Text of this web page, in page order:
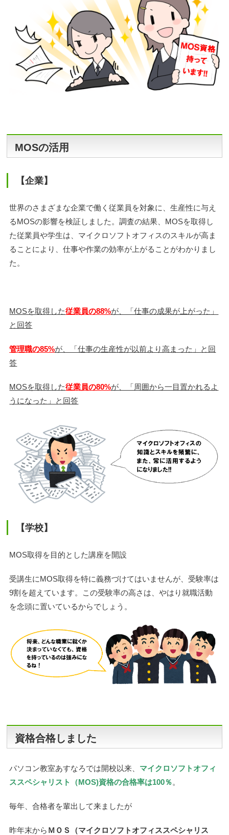
MOSの活用
【企業】
世界のさまざまな企業で働く従業員を対象に、生産性に与え
るMOSの影響を検証しました。調査の結果、MOSを取得し
た従業員や学生は、マイクロソフトオフィスのスキルが高ま
ることにより、仕事や作業の効率が上がることがわかりまし
た。
MOSを取得した従業員の88%が、「仕事の成果が上がった」
と回答
管理職の85%が、「仕事の生産性が以前より高まった」と回
答
MOSを取得した従業員の80%が、「周囲から一目置かれるよ
うになった」と回答
【学校】
MOS取得を目的とした講座を開設
受講生にMOS取得を特に義務づけてはいませんが、受験率は
9割を超えています。この受験率の高さは、やはり就職活動
を念頭に置いているからでしょう。
資格合格しました
パソコン教室あすなろでは開校以来、 マイクロソフトオフィ
ススペシャリスト（MOS)資格の合格率は100％。
毎年、合格者を輩出して来ましたが
昨年末から ＭＯＳ（マイクロソフトオフィススペシャリス